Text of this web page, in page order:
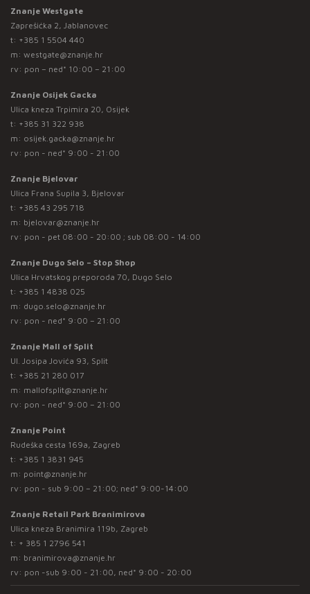
Znanje Westgate
Zaprešićka 2, Jablanovec
t: +385 1 5504 440
m: westgate@znanje.hr
rv: pon – ned* 10:00 – 21:00
Znanje Osijek Gacka
Ulica kneza Trpimira 20, Osijek
t: +385 31 322 938
m: osijek.gacka@znanje.hr
rv: pon - ned* 9:00 - 21:00
Znanje Bjelovar
Ulica Frana Supila 3, Bjelovar
t: +385 43 295 718
m: bjelovar@znanje.hr
rv: pon - pet 08:00 - 20:00 ; sub 08:00 - 14:00
Znanje Dugo Selo – Stop Shop
Ulica Hrvatskog preporoda 70, Dugo Selo
t: +385 1 4838 025
m: dugo.selo@znanje.hr
rv: pon - ned* 9:00 – 21:00
Znanje Mall of Split
Ul. Josipa Jovića 93, Split
t: +385 21 280 017
m: mallofsplit@znanje.hr
rv: pon - ned* 9:00 – 21:00
Znanje Point
Rudeška cesta 169a, Zagreb
t: +385 1 3831 945
m: point@znanje.hr
rv: pon - sub 9:00 – 21:00; ned* 9:00-14:00
Znanje Retail Park Branimirova
Ulica kneza Branimira 119b, Zagreb
t: + 385 1 2796 541
m: branimirova@znanje.hr
rv: pon -sub 9:00 - 21:00, ned* 9:00 - 20:00